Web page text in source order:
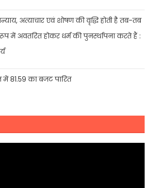
अत्याचार एवं शोषण की वृद्धि होती है तब-तब
में अवतरित होकर धर्म की पुनर्स्थापना करते हैं :
81.59 का बजट पारित